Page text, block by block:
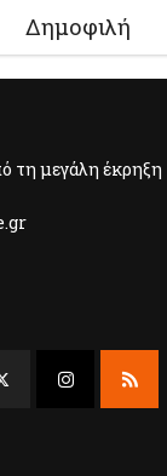
Δημοφιλή
τη μεγάλη έκρηξη